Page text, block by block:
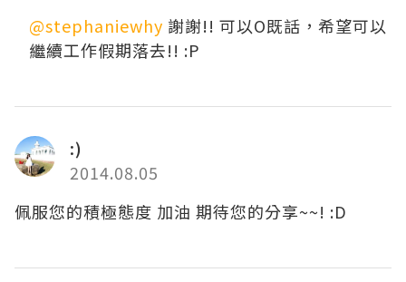
@stephaniewhy 謝謝!! 可以O既話，希望可以
繼續工作假期落去!! :P
:)
2014.08.05
佩服您的積極態度 加油 期待您的分享~~! :D